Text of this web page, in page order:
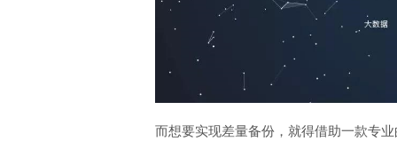
而想要实现差量备份，就得借助一款专